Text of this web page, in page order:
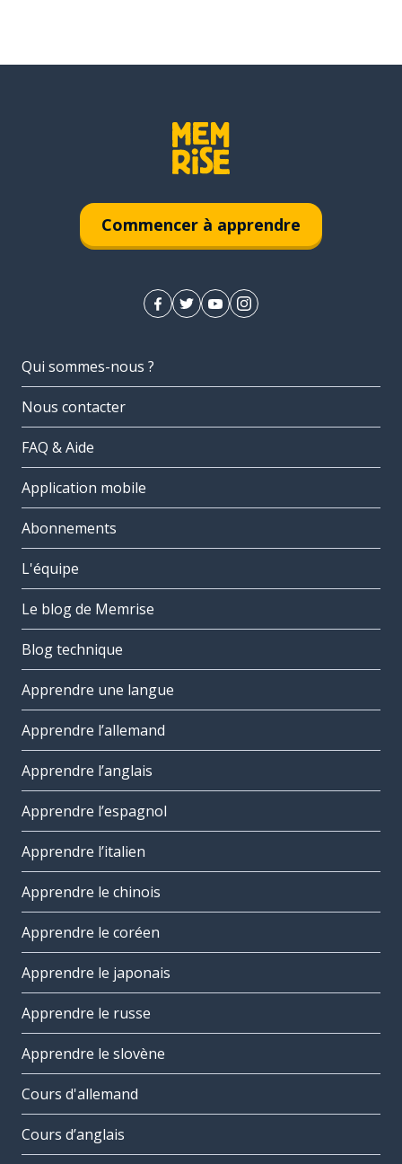
Commencer à apprendre
Qui sommes-nous ?
Nous contacter
FAQ & Aide
Application mobile
Abonnements
L'équipe
Le blog de Memrise
Blog technique
Apprendre une langue
Apprendre l’allemand
Apprendre l’anglais
Apprendre l’espagnol
Apprendre l’italien
Apprendre le chinois
Apprendre le coréen
Apprendre le japonais
Apprendre le russe
Apprendre le slovène
Cours d'allemand
Cours d’anglais